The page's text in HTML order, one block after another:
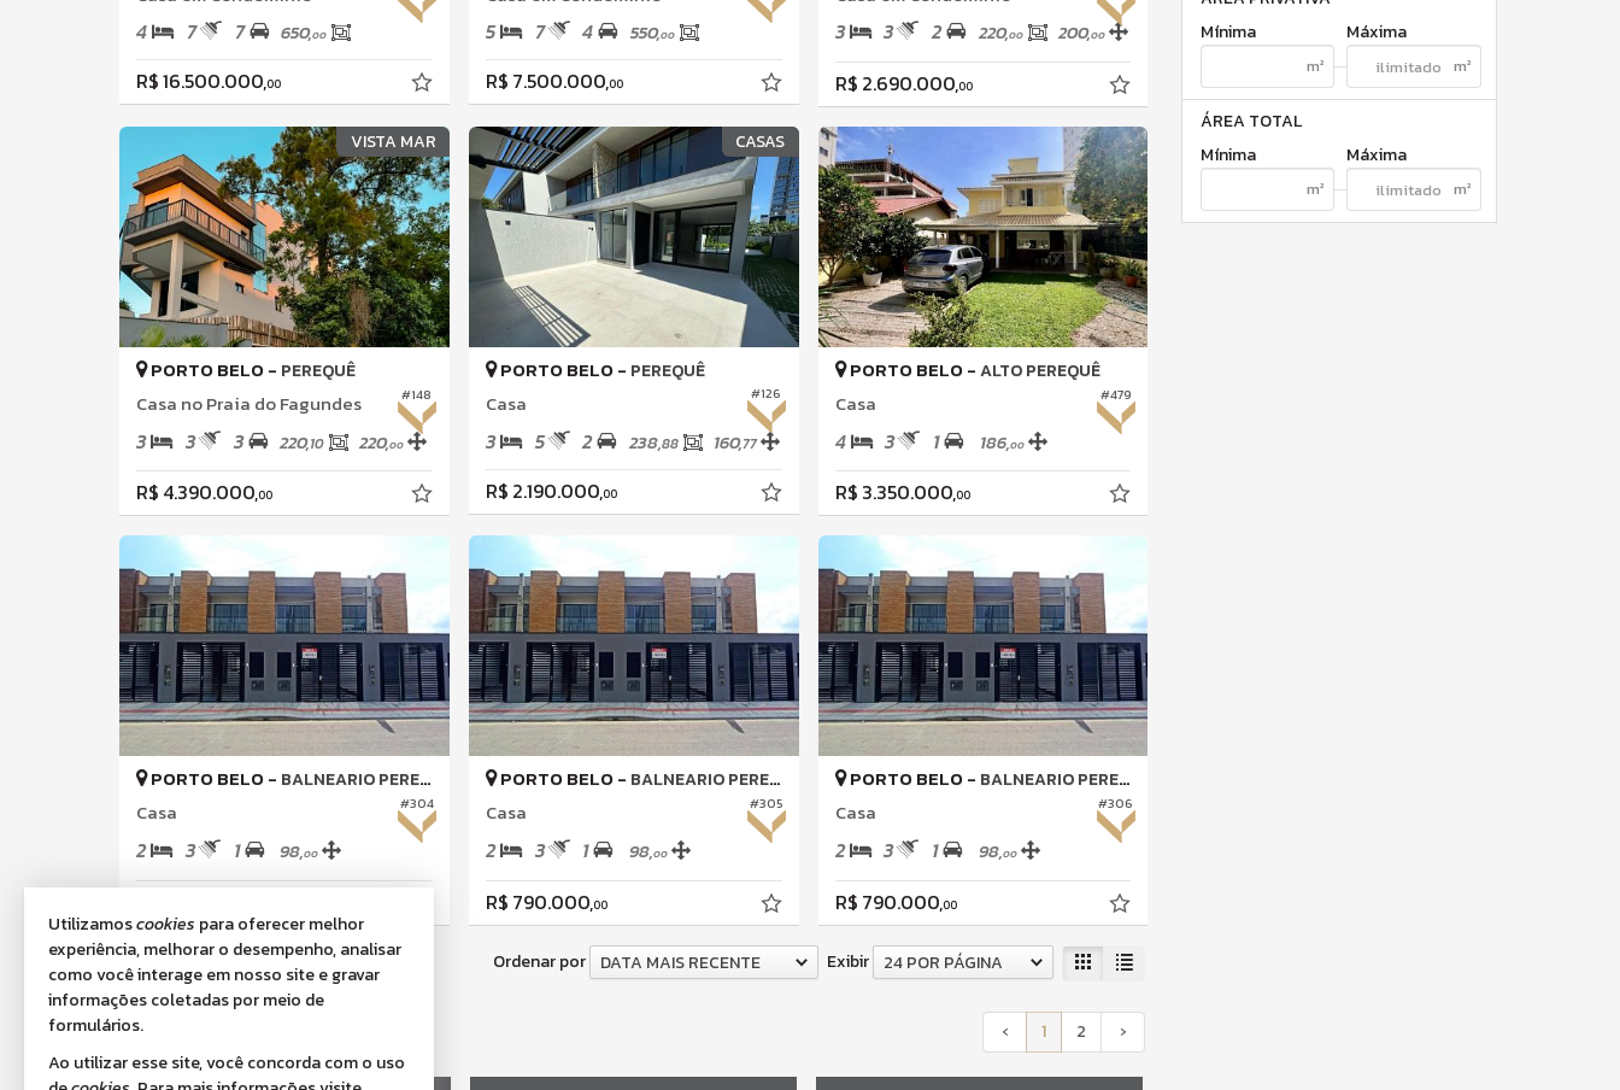
Mínima
Máxima
ÁREA TOTAL
Mínima
Máxima
4 7 7 650,00
R$ 16.500.000,00
5 7 4 550,00
R$ 7.500.000,00
3 3 2 220,00 200,00
R$ 2.690.000,00
VISTA MAR
#148
PORTO BELO - PEREQUÊ
Casa no Praia do Fagundes
3 3 3 220,10 220,00
R$ 4.390.000,00
CASAS
#126
PORTO BELO - PEREQUÊ
Casa
3 5 2 238,88 160,77
R$ 2.190.000,00
#479
PORTO BELO -ALTO PEREQUÊ
Casa
4 3 1 186,00
R$ 3.350.000,00
#304
PORTO BELO - BALNEARIO PEREQUE
Casa
2 3 1 98,00
#305
PORTO BELO - BALNEARIO PEREQUE
Casa
2 3 1 98,00
R$ 790.000,00
#306
PORTO BELO - BALNEARIO PEREQUE
Casa
2 3 1 98,00
R$ 790.000,00
41imóveis encontrados Exibir 24 POR PÁGINA
Ordenar por DATA MAIS RECENTE
‹ 1 2 ›
Utilizamoscookies para oferecer melhor
experiência, melhorar o desempenho, analisar
como você interage em nosso site e gravar
informações coletadas por meio de
formulários.
Ao utilizar esse site, você concorda com o uso